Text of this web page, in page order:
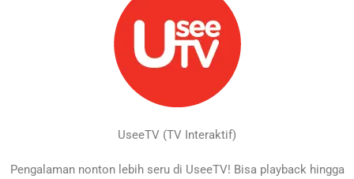
UseeTV (TV Interaktif)
Pengalaman nonton lebih seru di UseeTV! Bisa playback hingga